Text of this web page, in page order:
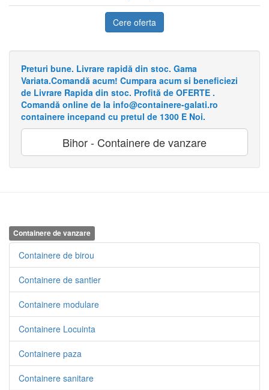
Cere oferta
Preturi bune. Livrare rapidă din stoc. Gama
Variata.Comandă acum! Cumpara acum si beneficiezi
de Livrare Rapida din stoc. Profită de OFERTE .
Comandă online de la info@containere-galati.ro
containere incepand cu pretul de 1300 E Noi.
Bihor - Containere de vanzare
Containere de vanzare
Containere de birou
Containere de santier
Containere modulare
Containere Locuinta
Containere paza
Containere sanitare